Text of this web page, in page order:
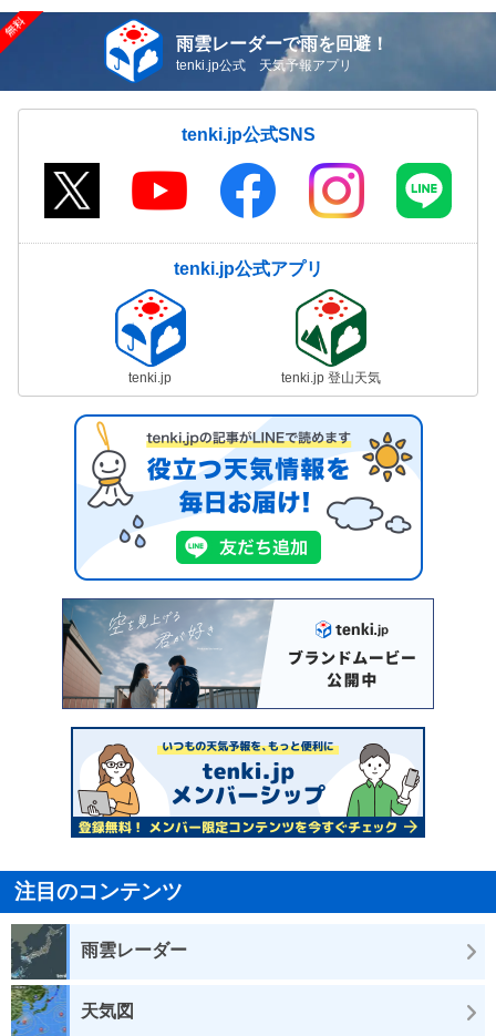
雨雲レーダーで雨を回避！
tenki.jp公式 天気予報アプリ
tenki.jp公式SNS
tenki.jp公式アプリ
tenki.jp tenki.jp 登山天気
注目のコンテンツ
雨雲レーダー
天気図